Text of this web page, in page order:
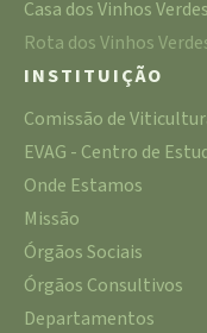
Casa dos Vinhos Verdes
Rota dos Vinhos
INSTITUIÇÃO
Comissão de
EVAG - Centro de
Onde Estamos
Missão
Órgãos Sociais
Órgãos Consultivos
Departamentos